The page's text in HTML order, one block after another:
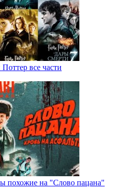
все части
похожие на "Слово пацана"